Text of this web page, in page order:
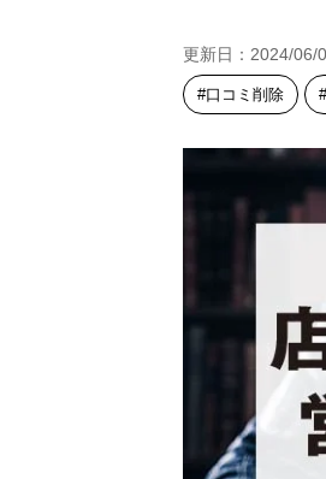
更新日： 2024/06/
口コミ削除